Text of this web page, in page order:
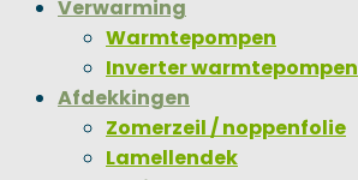
Verwarming
Warmtepompen
Inverter warmtepompen
Afdekkingen
Zomerzeil / noppenfolie
Lamellendek